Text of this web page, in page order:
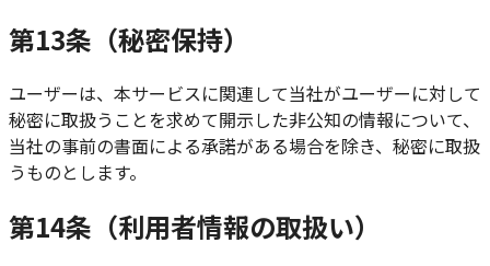
第13条（秘密保持）
ユーザーは、本サービスに関連して当社がユーザーに対して
秘密に取扱うことを求めて開示した非公知の情報について、
当社の事前の書面による承諾がある場合を除き、秘密に取扱
うものとします。
第14条（利用者情報の取扱い）